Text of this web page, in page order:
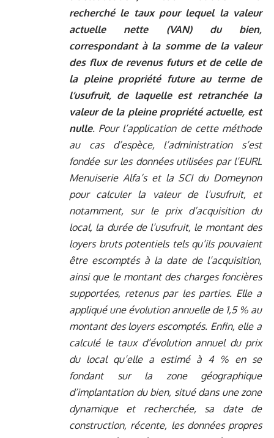
recherché le taux pour lequel la valeur
actuelle nette (VAN) du bien,
correspondant à la somme de la valeur
des flux de revenus futurs et de celle de
la pleine propriété future au terme de
l’usufruit, de laquelle est retranchée la
valeur de la pleine propriété actuelle, est
nulle. Pour l’application de cette méthode
au cas d’espèce, l’administration s’est
fondée sur les données utilisées par l’EURL
Menuiserie Alfa’s et la SCI du Domeynon
pour calculer la valeur de l’usufruit, et
notamment, sur le prix d’acquisition du
local, la durée de l’usufruit, le montant des
loyers bruts potentiels tels qu’ils pouvaient
être escomptés à la date de l’acquisition,
ainsi que le montant des charges foncières
supportées, retenus par les parties. Elle a
appliqué une évolution annuelle de 1,5 % au
montant des loyers escomptés. Enfin, elle a
calculé le taux d’évolution annuel du prix
du local qu’elle a estimé à 4 % en se
fondant sur la zone géographique
d’implantation du bien, situé dans une zone
dynamique et recherchée, sa date de
construction, récente, les données propres